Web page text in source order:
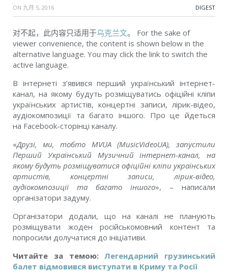
ON 九月 5, 2016 DIGEST
对不起，此内容只适用于乌克兰文。 For the sake of
viewer convenience, the content is shown below in the
alternative language. You may click the link to switch the
active language.
В інтернеті з’явився перший український інтернет-
канал, на якому будуть розміщуватись офіційні кліпи
українських артистів, концертні записи, лірик-відео,
аудіокомпозиції та багато іншого. Про це йдеться
на Facebook-сторінці каналу.
«Друзі, ми, тобто MVUA (MusicVideoUA), запустили
Перший Український Музичний інтернет-канал, на
якому будуть розміщуватися офіційні кліпи українських
артистів, концертні записи, лірик-відео,
аудіокомпозиції та багато іншого», – написали
організатори задуму.
Організатори додали, що на каналі не планують
розміщувати жоден російськомовний контент та
попросили долучатися до ініціативи.
Читайте за темою:Легендарний грузинський
балет відмовився виступати в Криму та Росії